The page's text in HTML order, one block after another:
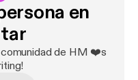
en
comunidad de HM ❤️s